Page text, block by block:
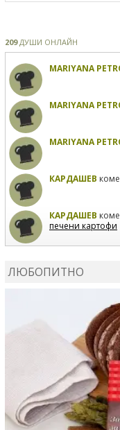
209ДУШИ ОНЛАЙН
MARIYANA
MARIYANA
MARIYANA
КАРДАШЕВ
КАРДАШЕВ
печени картофи
ЛЮБОПИТНО